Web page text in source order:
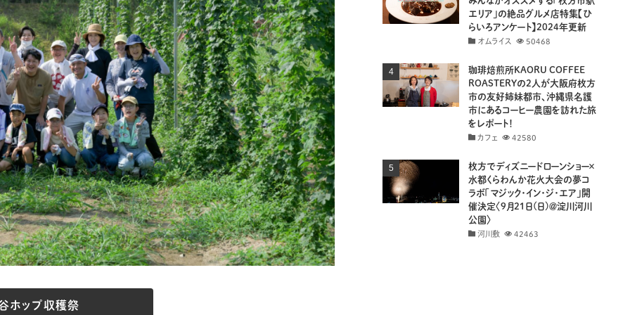
ホップ収穫祭
エリア」の絶品グルメ店特集【ひ
らいろアンケート】2024年更新
オムライス 50468
珈琲焙煎所KAORU COFFEE
ROASTERYの2人が大阪府枚方
市の友好姉妹都市、沖縄県名護
市にあるコーヒー農園を訪れた旅
をレポート！
カフェ 42580
枚方でディズニードローンショー×
水都くらわんか花火大会の夢コ
ラボ「マジック・イン・ジ・エア」開
催決定〈9月21日(日)＠淀川河川
公園〉
河川敷 42463